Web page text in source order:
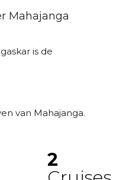
Mahajanga
is de
van Mahajanga.